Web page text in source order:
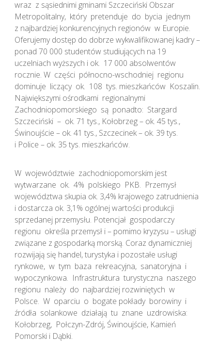
wraz z sąsiednimi gminami Szczeciński Obszar
Metropolitalny, który pretenduje do bycia jednym
z najbardziej konkurencyjnych regionów w Europie.
Oferujemy dostęp do dobrze wykwalifikowanej kadry –
ponad 70 000 studentów studiujących na 19
uczelniach wyższych i ok. 17 000 absolwentów
rocznie. W części północno-wschodniej regionu
dominuje liczący ok. 108 tys. mieszkańców Koszalin.
Największymi ośrodkami regionalnymi
Zachodniopomorskiego są ponadto: Stargard
Szczeciński – ok. 71 tys., Kołobrzeg – ok. 45 tys.,
Świnoujście – ok. 41 tys., Szczecinek – ok. 39 tys.
i Police – ok. 35 tys. mieszkańców.
W województwie zachodniopomorskim jest
wytwarzane ok. 4% polskiego PKB. Przemysł
województwa skupia ok. 3,4% krajowego zatrudnienia
i dostarcza ok. 3,1% ogólnej wartości produkcji
sprzedanej przemysłu. Potencjał gospodarczy
regionu określa przemysł i – pomimo kryzysu – usługi
związane z gospodarką morską. Coraz dynamiczniej
rozwijają się handel, turystyka i pozostałe usługi
rynkowe, w tym baza rekreacyjna, sanatoryjna i
wypoczynkowa. Infrastruktura turystyczna naszego
regionu należy do najbardziej rozwiniętych w
Polsce. W oparciu o bogate pokłady borowiny i
źródła solankowe działają tu znane uzdrowiska:
Kołobrzeg, Połczyn-Zdrój, Świnoujście, Kamień
Pomorski i Dąbki.